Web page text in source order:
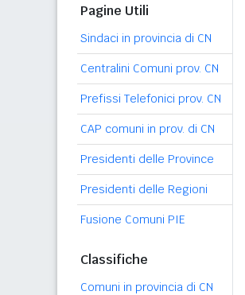
Pagine Utili
Sindaci in provincia di CN
Centralini Comuni prov. CN
Prefissi Telefonici prov. CN
CAP comuni in prov. di CN
Presidenti delle Province
Presidenti delle Regioni
Fusione Comuni PIE
Classifiche
Comuni in provincia di CN